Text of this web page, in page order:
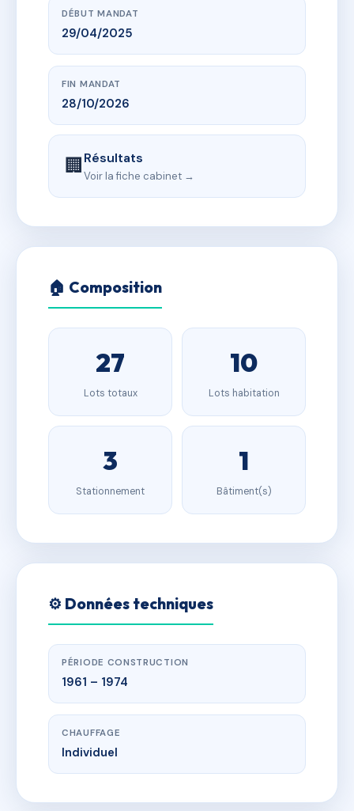
DÉBUT MANDAT
29/04/2025
FIN MANDAT
28/10/2026
🏢Résultats
Voir la fiche cabinet →
🏠 Composition
27
Lots totaux
10
Lots habitation
3
Stationnement
1
Bâtiment(s)
⚙️ Données techniques
PÉRIODE CONSTRUCTION
1961 – 1974
CHAUFFAGE
Individuel